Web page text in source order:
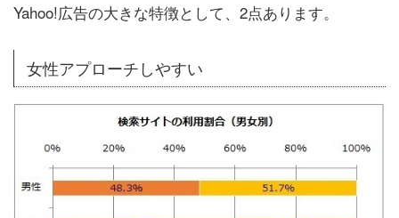
Yahoo!広告の大きな特徴として、2点あります。
女性アプローチしやすい